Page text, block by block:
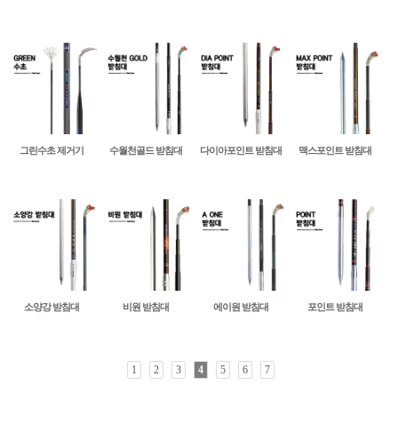
그린수초 제거기 수월천골드 받침대 다이아포인트 받침대 맥스포인트 받침대
소양강 받침대 비원 받침대 에이원 받침대 포인트 받침대
1 2 3 4 5 6 7